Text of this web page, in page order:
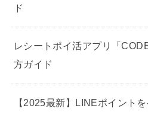
ド
レシートポイ活アプリ「
方ガイド
【2025最新】LINEポイント